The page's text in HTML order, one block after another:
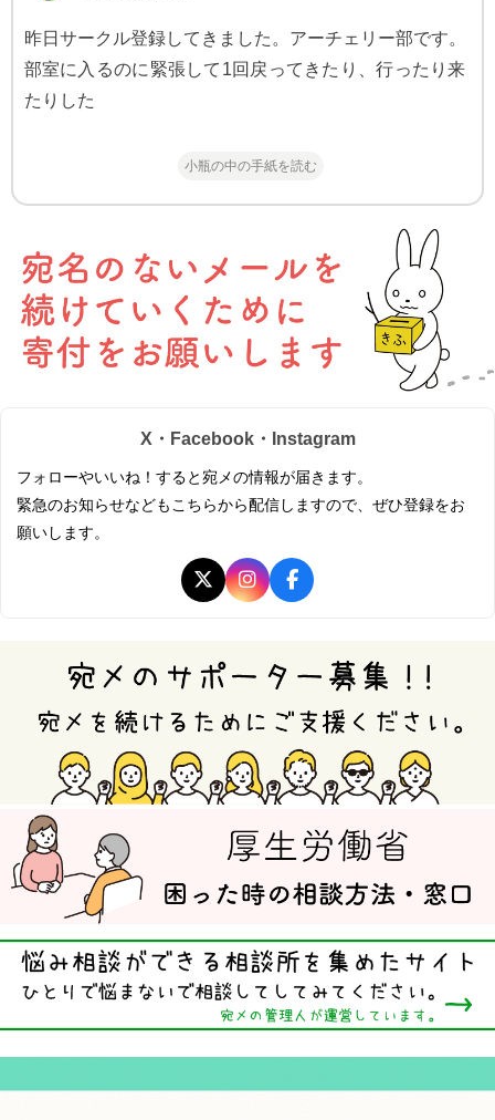
昨日サークル登録してきました。アーチェリー部です。
部室に入るのに緊張して1回戻ってきたり、行ったり来
たりした
小瓶の中の手紙を読む
X・Facebook・Instagram
フォローやいいね！すると宛メの情報が届きます。
緊急のお知らせなどもこちらから配信しますので、ぜひ登録をお
願いします。